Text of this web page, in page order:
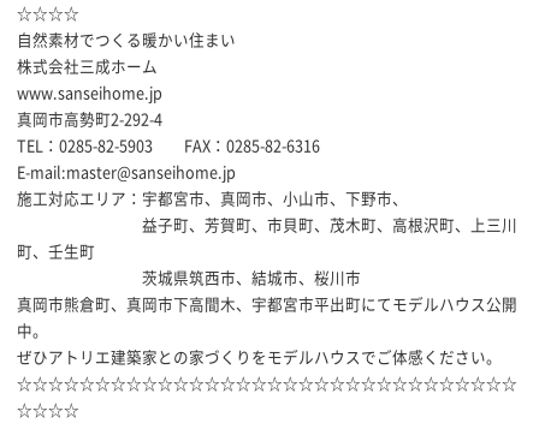
☆☆☆☆
自然素材でつくる暖かい住まい
株式会社三成ホーム
www.sanseihome.jp
真岡市高勢町2-292-4
TEL：0285-82-5903 FAX：0285-82-6316
E-mail:master@sanseihome.jp
施工対応エリア：宇都宮市、真岡市、小山市、下野市、
益子町、芳賀町、市貝町、茂木町、高根沢町、上三川
町、壬生町
茨城県筑西市、結城市、桜川市
真岡市熊倉町、真岡市下高間木、宇都宮市平出町にてモデルハウス公開
中。
ぜひアトリエ建築家との家づくりをモデルハウスでご体感ください。
☆☆☆☆☆☆☆☆☆☆☆☆☆☆☆☆☆☆☆☆☆☆☆☆☆☆☆☆☆☆☆☆
☆☆☆☆